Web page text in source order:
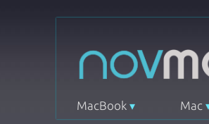
MacBook Mac